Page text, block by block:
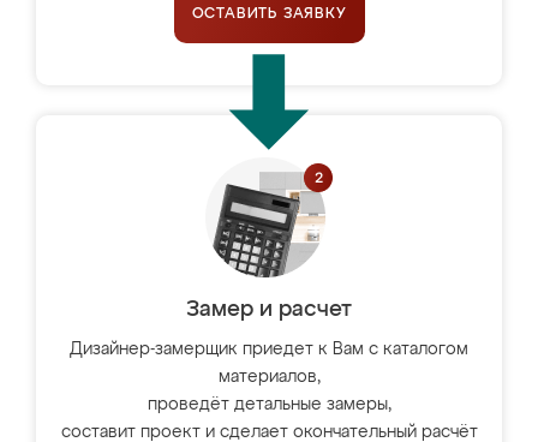
ОСТАВИТЬ ЗАЯВКУ
Замер и расчет
Дизайнер-замерщик приедет к Вам с каталогом
материалов,
проведёт детальные замеры,
составит проект и сделает окончательный расчёт